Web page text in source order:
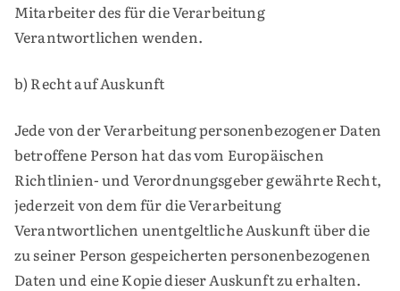
Mitarbeiter des für die Verarbeitung
Verantwortlichen wenden.
b) Recht auf Auskunft
Jede von der Verarbeitung personenbezogener Daten
betroffene Person hat das vom Europäischen
Richtlinien- und Verordnungsgeber gewährte Recht,
jederzeit von dem für die Verarbeitung
Verantwortlichen unentgeltliche Auskunft über die
zu seiner Person gespeicherten personenbezogenen
Daten und eine Kopie dieser Auskunft zu erhalten.